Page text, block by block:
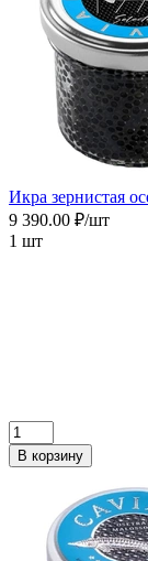
Икра зернистая
9 390.00 ₽/шт
1 шт
В корзину